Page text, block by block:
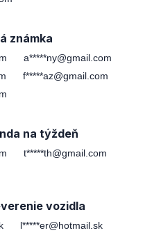
známka
a*****ny@gmail.com
f*****az@gmail.com
na týždeň
t*****th@gmail.com
vozidla
l*****er@hotmail.sk